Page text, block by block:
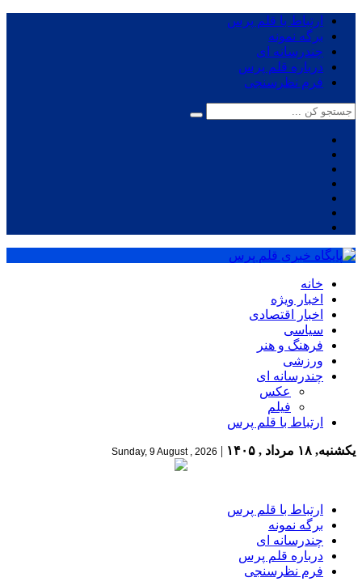
ارتباط با قلم پرس
برگه نمونه
چندرسانه ای
درباره قلم پرس
فرم نظرسنجی
خانه
اخبار ویژه
اخبار اقتصادی
سیاسی
فرهنگ و هنر
ورزشی
چندرسانه ای
عکس
فیلم
ارتباط با قلم پرس
یکشنبه, ۱۸ مرداد , ۱۴۰۵ |
Sunday, 9 August , 2026
ارتباط با قلم پرس
برگه نمونه
چندرسانه ای
درباره قلم پرس
فرم نظرسنجی